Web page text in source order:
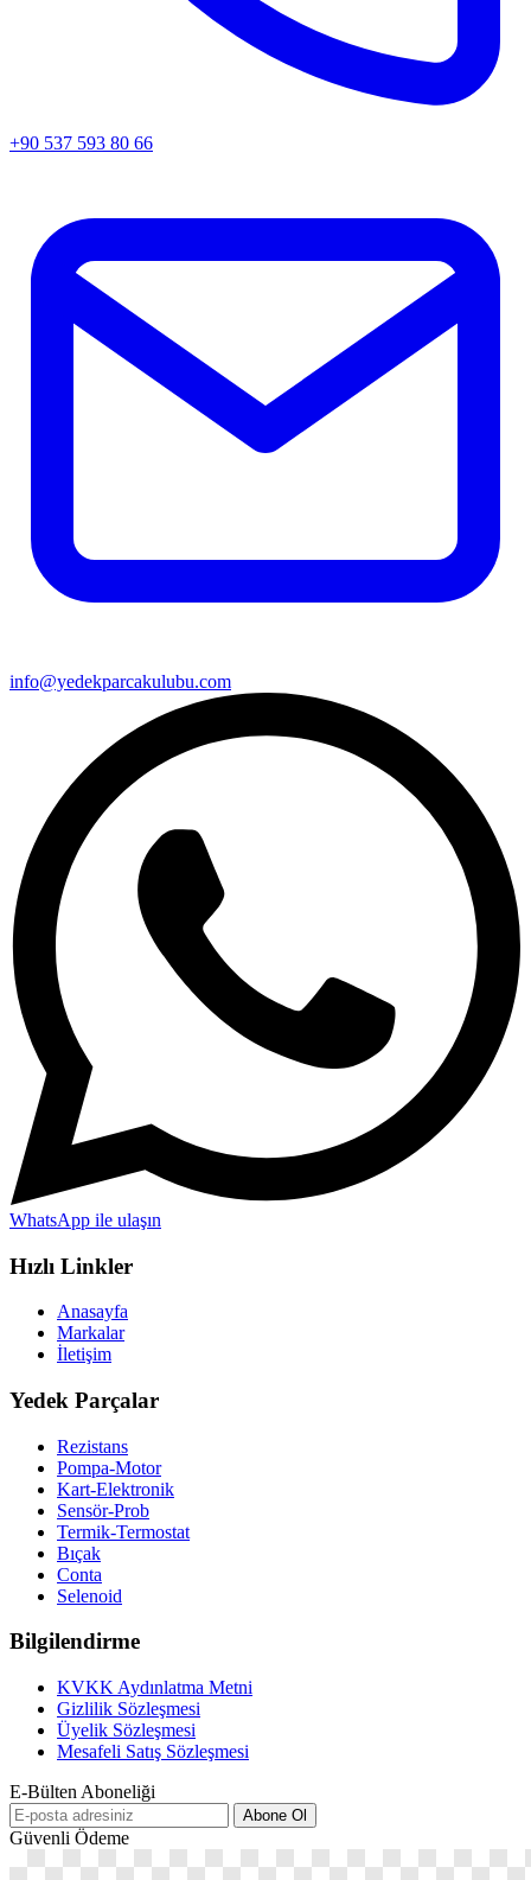
+90 537 593 80 66
info@yedekparcakulubu.com
WhatsApp ile ulaşın
Hızlı Linkler
Anasayfa
Markalar
İletişim
Yedek Parçalar
Rezistans
Pompa-Motor
Kart-Elektronik
Sensör-Prob
Termik-Termostat
Bıçak
Conta
Selenoid
Bilgilendirme
KVKK Aydınlatma Metni
Gizlilik Sözleşmesi
Üyelik Sözleşmesi
Mesafeli Satış Sözleşmesi
E-Bülten Aboneliği
Abone Ol
Güvenli Ödeme